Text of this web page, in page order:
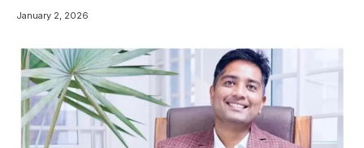
January 2, 2026